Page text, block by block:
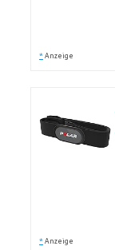
* Anzeige
* Anzeige